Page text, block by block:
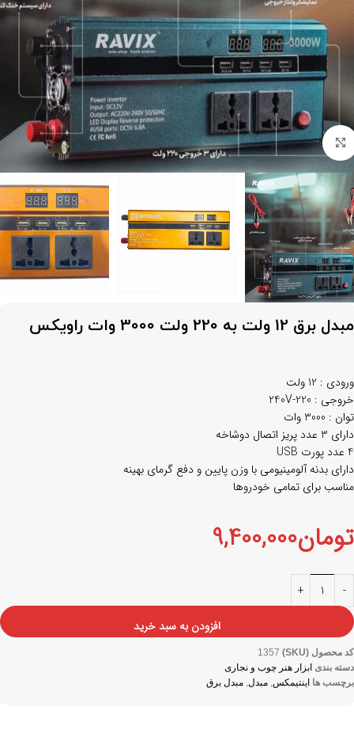
برای بزرگنمایی کلیک کنید
مبدل برق 12 ولت به 220 ولت 3000 وات راویکس
ورودی : 12 ولت
خروجی : 220-240V
توان : 3000 وات
دارای 3 عدد پریز اتصال دوشاخه
4 عدد پورت USB
دارای بدنه آلومینیومی با وزن پایین و دفع گرمای بهینه
مناسب برای تمامی خودروها
تومان9,400,000
افزودن به سبد خرید
کد محصول (SKU)
1357
دسته بندی ابزار هنر چوب و نجاری
برچسب ها اینتیمکس, مبدل, مبدل برق